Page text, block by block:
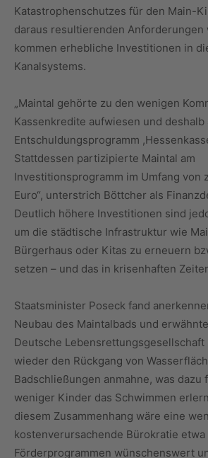
Katastrophenschutzes für den Main-
daraus resultierenden Anforderungen
kommen erhebliche Investitionen in
Kanalsystems.
„Maintal gehörte zu den wenigen
Kassenkredite aufwiesen und deshalb
Entschuldungsprogramm
Stattdessen partizipierte Maintal am
Investitionsprogramm im Umfang von
Euro“, unterstrich Böttcher als
Deutlich höhere Investitionen sind
um die städtische Infrastruktur wie
Bürgerhaus oder Kitas zu erneuern
setzen – und das in krisenhaften
Staatsminister Poseck fand
Neubau des Maintalbads und
Deutsche Lebensrettungsgesellschaft
wieder den Rückgang von
Badschließungen anmahne, was dazu
weniger Kinder das Schwimmen
diesem Zusammenhang wäre eine
kostenverursachende Bürokratie etwa
Förderprogrammen wünschenswert